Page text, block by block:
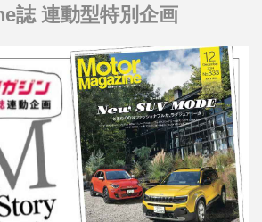
誌 連動型特別企画